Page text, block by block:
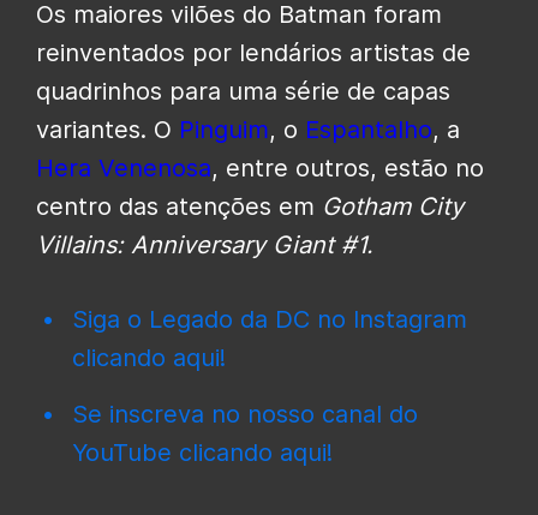
Os maiores vilões do Batman foram
reinventados por lendários artistas de
quadrinhos para uma série de capas
variantes. O Pinguim, o Espantalho, a
Hera Venenosa, entre outros, estão no
centro das atenções em Gotham City
Villains: Anniversary Giant #1.
Siga o Legado da DC no Instagram
clicando aqui!
Se inscreva no nosso canal do
YouTube clicando aqui!